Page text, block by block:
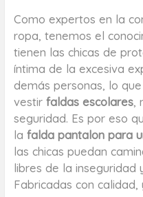
Como expertos en la
ropa, tenemos el
tienen las chicas de
íntima de la excesiva
demás personas, lo
vestir faldas escolares,
seguridad. Es por eso
la falda pantalon para
las chicas puedan
libres de la
Fabricadas con